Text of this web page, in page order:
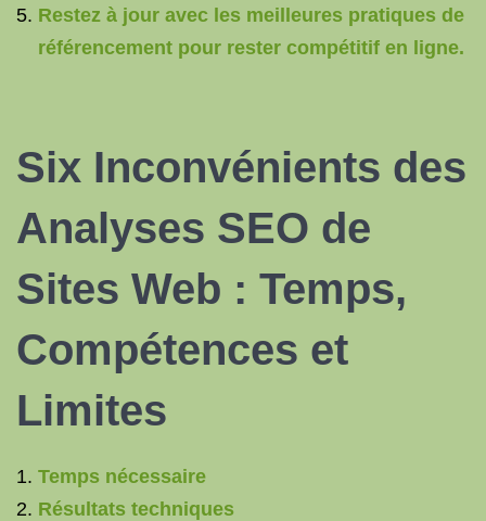
Restez à jour avec les meilleures pratiques de
référencement pour rester compétitif en ligne.
Six Inconvénients des
Analyses SEO de
Sites Web : Temps,
Compétences et
Limites
Temps nécessaire
Résultats techniques